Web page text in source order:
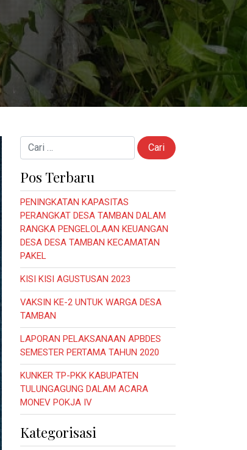
Cari untuk:
Pos Terbaru
PENINGKATAN KAPASITAS
PERANGKAT DESA TAMBAN DALAM
RANGKA PENGELOLAAN KEUANGAN
DESA DESA TAMBAN KECAMATAN
PAKEL
KISI KISI AGUSTUSAN 2023
VAKSIN KE-2 UNTUK WARGA DESA
TAMBAN
LAPORAN PELAKSANAAN APBDES
SEMESTER PERTAMA TAHUN 2020
KUNKER TP-PKK KABUPATEN
TULUNGAGUNG DALAM ACARA
MONEV POKJA IV
Kategorisasi